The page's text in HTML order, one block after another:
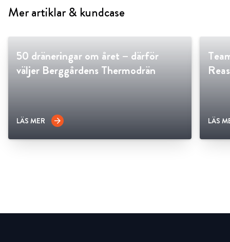
Mer artiklar & kundcase
50 dräneringar om året – därför
väljer Berggårdens Thermodrän
LÄS MER arrow_forward LÄS